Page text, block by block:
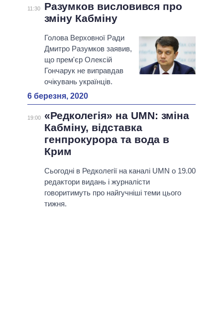
11:30
Разумков висловився про
зміну Кабміну
Голова Верховної Ради
Дмитро Разумков заявив,
що прем'єр Олексій
Гончарук не виправдав
очікувань українців.
6 березня, 2020
19:00
«Редколегія» на UMN: зміна
Кабміну, відставка
генпрокурора та вода в
Крим
Сьогодні в Редколегії на каналі UMN о 19.00
редактори видань і журналісти
говоритимуть про найгучніші теми цього
тижня.